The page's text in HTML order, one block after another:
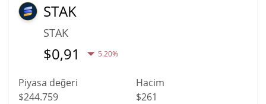
STAK
STAK
$0,91 5.20%
Piyasa değeri
$244.759
Hacim
$261